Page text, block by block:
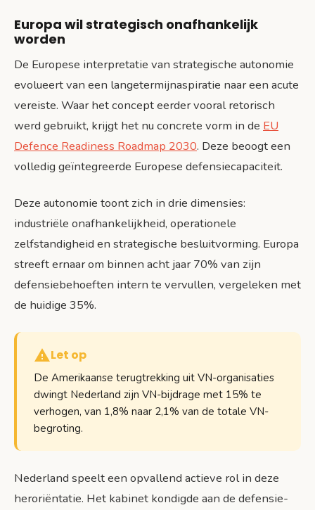
Europa wil strategisch onafhankelijk
worden
De Europese interpretatie van strategische autonomie
evolueert van een langetermijnaspiratie naar een acute
vereiste. Waar het concept eerder vooral retorisch
werd gebruikt, krijgt het nu concrete vorm in de EU
Defence Readiness Roadmap 2030. Deze beoogt een
volledig geïntegreerde Europese defensiecapaciteit.
Deze autonomie toont zich in drie dimensies:
industriële onafhankelijkheid, operationele
zelfstandigheid en strategische besluitvorming. Europa
streeft ernaar om binnen acht jaar 70% van zijn
defensiebehoeften intern te vervullen, vergeleken met
de huidige 35%.
Let op
De Amerikaanse terugtrekking uit VN-organisaties
dwingt Nederland zijn VN-bijdrage met 15% te
verhogen, van 1,8% naar 2,1% van de totale VN-
begroting.
Nederland speelt een opvallend actieve rol in deze
heroriëntatie. Het kabinet kondigde aan de defensie-